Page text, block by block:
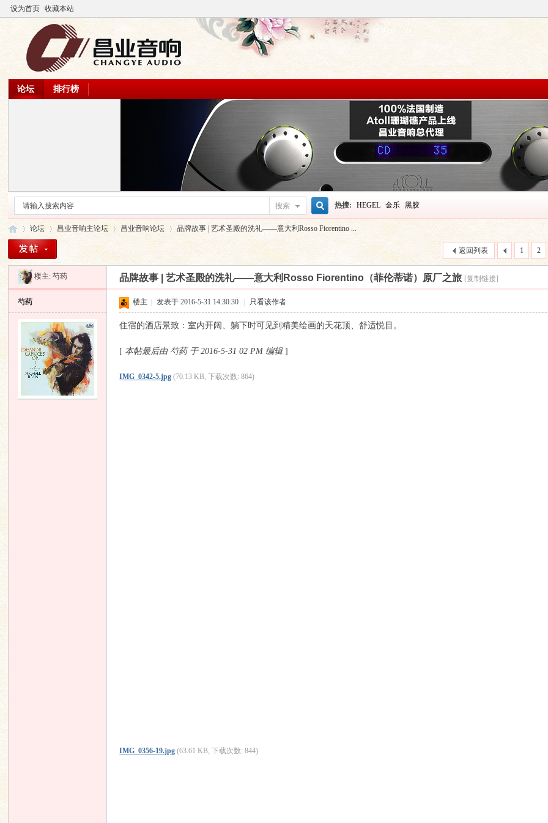
设为首页 收藏本站
论坛 排行榜
搜索
搜
索
热搜: HEGEL 金乐 黑胶
»
论坛
›
昌业音响主论坛 昌业音响论坛
›
品牌故事 | 艺术圣殿的洗礼——意大利Rosso Fiorentino ...
1 2
返回列表
楼主:芍药 品牌故事 | 艺术圣殿的洗礼——意大利Rosso Fiorentino（菲伦蒂诺）原厂之旅 [复制链接]
芍药 楼主 发表于 2016-5-31 14:30:30 只看该作者
住宿的酒店景致：室内开阔、躺下时可见到精美绘画的天花顶、舒适悦目。
[ 本帖最后由 芍药 于 2016-5-31 02 PM 编辑]
IMG_0342-5.jpg (70.13 KB, 下载次数: 864)
IMG_0356-19.jpg (63.61 KB, 下载次数: 844)